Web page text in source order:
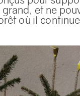
et ne
où il